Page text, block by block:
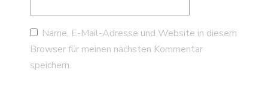
Name, E-Mail-Adresse und Website in diesem
Browser für meinen nächsten Kommentar
speichern.